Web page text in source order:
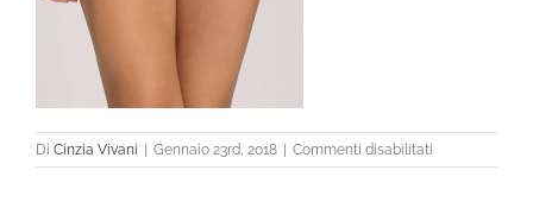
Di Cinzia Vivani Gennaio 23rd, 2018 Commenti disabilitati
5463R